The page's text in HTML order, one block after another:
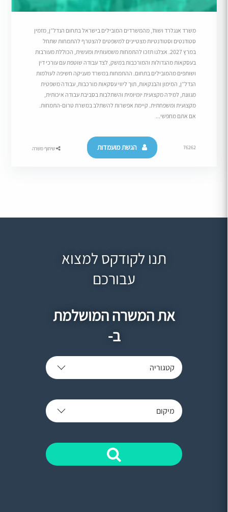
משרד אנגלרד ושות’, מהמשרדים המובילים בישראל בתחום הנדל”ן, מזמין
סטודנטים וסטודנטיות מצטיינים למשפטים להצטרף להתמחות שתחל
במרץ 2027. אצלנו תזכו להתמחות משמעותית ומעשית, הכוללת מעורבות
בעסקאות מהגדולות והמורכבות במשק, לצד עבודה שוטפת עם עורכי דין
ושותפים מהמובילים בתחום. ההתמחות במשרד מעניקה חשיפה לעולמות
הנדל”ן, המימון והבנקאות, תוך ליווי עסקאות מורכבות, עבודה משפטית
מגוונת, למידה מקצועית יומיומית והשתלבות בסביבת עבודה איכותית,
מקצועית ומשפחתית. קיימת אפשרות להשתלב במשרת טרום-התמחות.
אם אתם מחפשי...
76262 הגשת מועמדות שיתוף משרה
תנו לקודקס למצוא
עבורכם
את המשרה המושלמת
ב-
קטגוריה
מיקום